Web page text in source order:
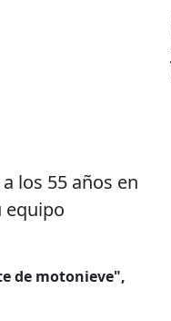
los 55 años en
equipo
de motonieve",